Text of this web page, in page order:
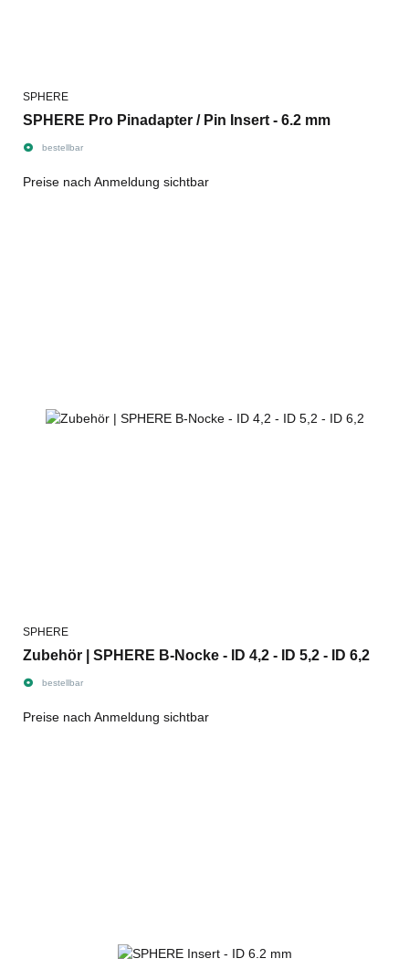
SPHERE
SPHERE Pro Pinadapter / Pin Insert - 6.2 mm
bestellbar
Preise nach Anmeldung sichtbar
SPHERE
Zubehör | SPHERE B-Nocke - ID 4,2 - ID 5,2 - ID 6,2
bestellbar
Preise nach Anmeldung sichtbar